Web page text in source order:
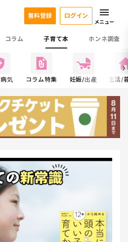
コラム 子育て本 ホンネ調査
無料登録 ログイン
メニュー
気 コラム特集 妊娠/出産 生活/